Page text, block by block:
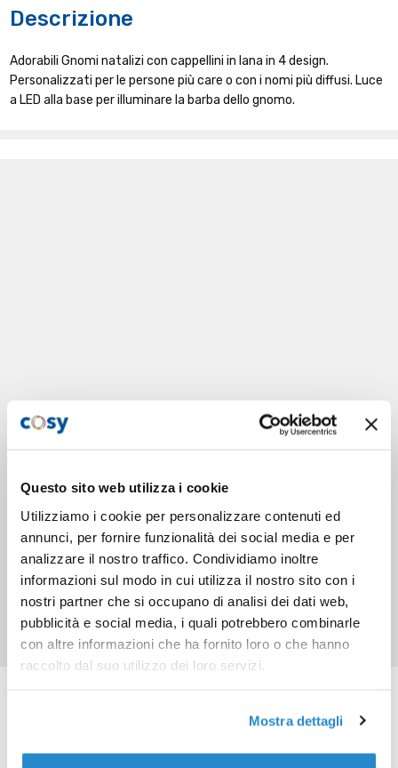
Questo sito web utilizza i cookie
Utilizziamo i cookie per personalizzare contenuti ed
annunci, per fornire funzionalità dei social media e per
analizzare il nostro traffico. Condividiamo inoltre
informazioni sul modo in cui utilizza il nostro sito con i
nostri partner che si occupano di analisi dei dati web,
pubblicità e social media, i quali potrebbero combinarle
con altre informazioni che ha fornito loro o che hanno
raccolto dal suo utilizzo dei loro servizi.
Mostra dettagli
Descrizione
Adorabili Gnomi natalizi con cappellini in lana in 4 design.
Personalizzati per le persone più care o con i nomi più diffusi. Luce
a LED alla base per illuminare la barba dello gnomo.